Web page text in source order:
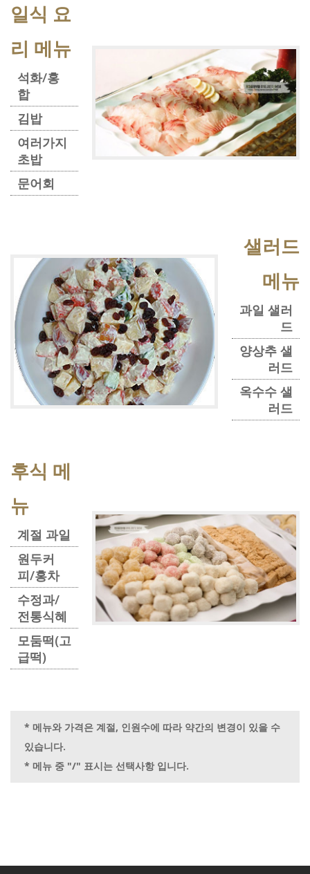
일식 요
리 메뉴
석화/홍
합
김밥
여러가지
초밥
문어회
샐러드
메뉴
과일 샐러
드
양상추 샐
러드
옥수수 샐
러드
후식 메
뉴
계절 과일
원두커
피/홍차
수정과/
전통식혜
모둠떡(고
급떡)
* 메뉴와 가격은 계절, 인원수에 따라 약간의 변경이 있을 수
있습니다.
* 메뉴 중 "/" 표시는 선택사항 입니다.